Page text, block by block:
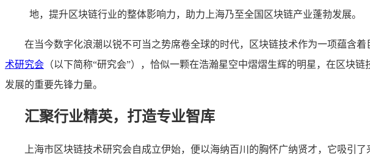
地，提升区块链行业的整体影响力，助力上海乃至全国区块链产业蓬勃发展。
在当今数字化浪潮以锐不可当之势席卷全球的时代，区块链技术作为一项蕴含
术研究会 （以下简称“研究会”），恰似一颗在浩瀚星空中熠熠生辉的明星，在区块
发展的重要先锋力量。
汇聚行业精英，打造专业智库
上海市区块链技术研究会自成立伊始，便以海纳百川的胸怀广纳贤才，它吸引